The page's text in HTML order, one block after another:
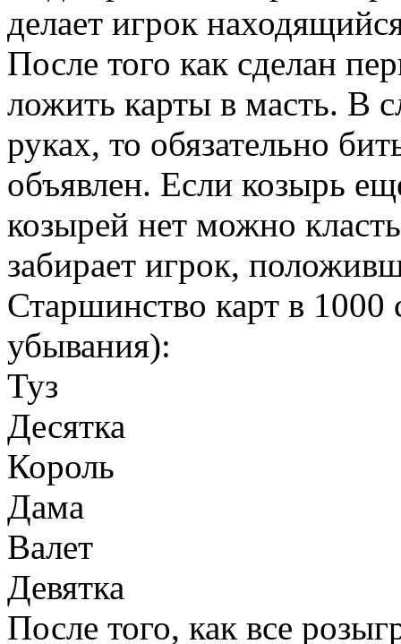
делает игрок
После того как сделан
ложить карты в масть. В
руках, то обязательно
объявлен. Если козырь
козырей нет можно
забирает игрок,
Старшинство карт в
убывания):
Туз
Десятка
Король
Дама
Валет
Девятка
После того, как все